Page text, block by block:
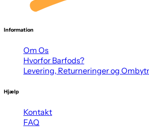
Information
Om Os
Hvorfor Barfods?
Levering, Returneringer og
Hjælp
Kontakt
FAQ